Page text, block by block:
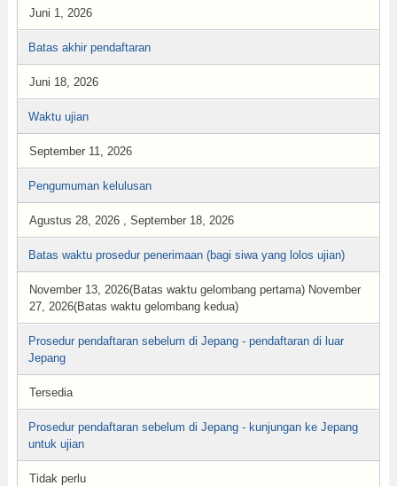
Juni 1, 2026
Batas akhir pendaftaran
Juni 18, 2026
Waktu ujian
September 11, 2026
Pengumuman kelulusan
Agustus 28, 2026 , September 18, 2026
Batas waktu prosedur penerimaan (bagi siwa yang lolos ujian)
November 13, 2026(Batas waktu gelombang pertama) November
27, 2026(Batas waktu gelombang kedua)
Prosedur pendaftaran sebelum di Jepang - pendaftaran di luar
Jepang
Tersedia
Prosedur pendaftaran sebelum di Jepang - kunjungan ke Jepang
untuk ujian
Tidak perlu